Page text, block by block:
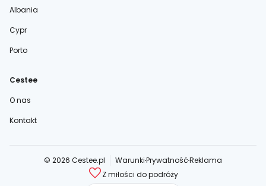
Albania
Cypr
Porto
Cestee
O nas
Kontakt
© 2026 Cestee.pl WarunkiPrywatnośćReklama
Z miłości do podróży